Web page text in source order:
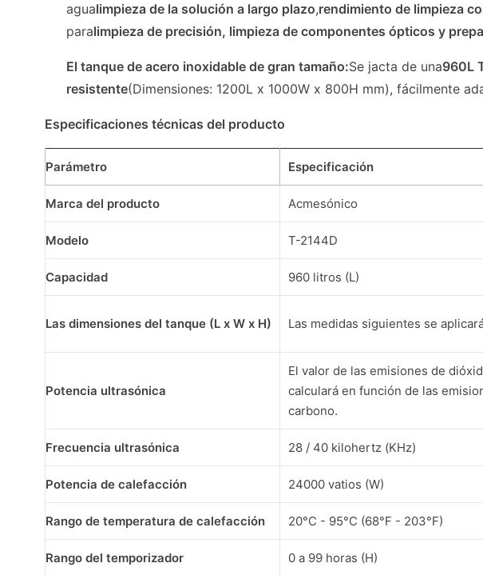
agualimpieza de la solución a largo plazo,rendimiento de limpieza
paralimpieza de precisión, limpieza de componentes ópticos y
El tanque de acero inoxidable de gran tamaño:Se jacta de una960L
resistente(Dimensiones: 1200L x 1000W x 800H mm), fácilmente
Especificaciones técnicas del producto
Parámetro Especificación
Marca del producto Acmesónico
Modelo T-2144D
Capacidad 960 litros (L)
Las dimensiones del tanque (L x W x H) Las medidas siguientes se
Potencia ultrasónica
El valor de las emisiones de
calculará en función de las
carbono.
Frecuencia ultrasónica 28 / 40 kilohertz (KHz)
Potencia de calefacción 24000 vatios (W)
Rango de temperatura de calefacción 20°C - 95°C (68°F - 203°F)
Rango del temporizador 0 a 99 horas (H)